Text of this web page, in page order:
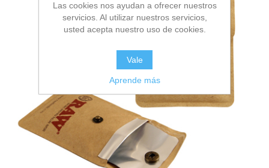
Las cookies nos ayudan a ofrecer nuestros
servicios. Al utilizar nuestros servicios,
usted acepta nuestro uso de cookies.
Vale
Aprende más